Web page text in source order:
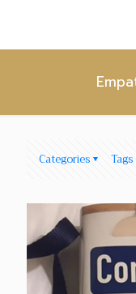
Categories Tags